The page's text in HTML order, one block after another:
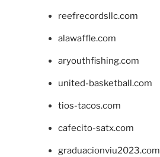
reefrecordsllc.com
alawaffle.com
aryouthfishing.com
united-basketball.com
tios-tacos.com
cafecito-satx.com
graduacionviu2023.com